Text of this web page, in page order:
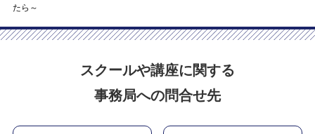
たら～
スクールや講座に関する
事務局への問合せ先